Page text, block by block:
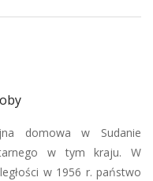
domowa w Sudanie
w tym kraju. W
w 1956 r. państwo